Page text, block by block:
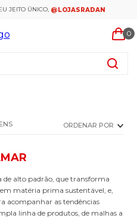
JEITO ÚNICO, @LOJASRADAN
0
ORDENAR POR
de alto padrão, que transforma
matéria prima sustentável, e,
acompanhar as tendências
linha de produtos, de malhas a